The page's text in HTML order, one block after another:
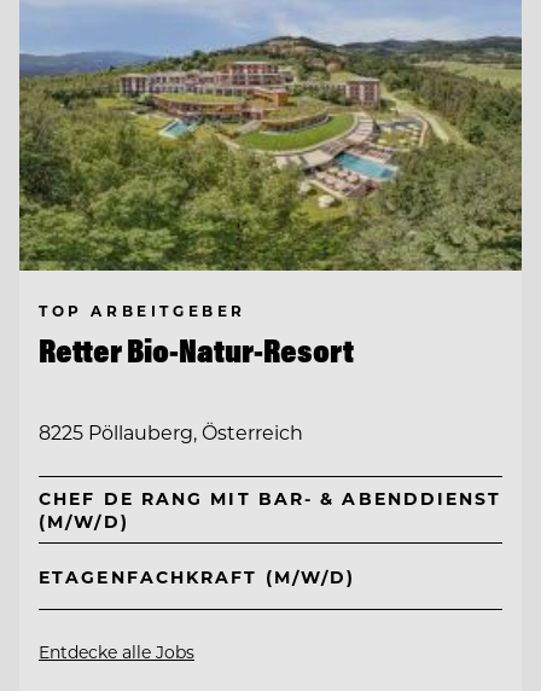
TOP ARBEITGEBER
Retter Bio-Natur-Resort
8225 Pöllauberg, Österreich
CHEF DE RANG MIT BAR- & ABENDDIENST
(M/W/D)
ETAGENFACHKRAFT (M/W/D)
Entdecke alle Jobs